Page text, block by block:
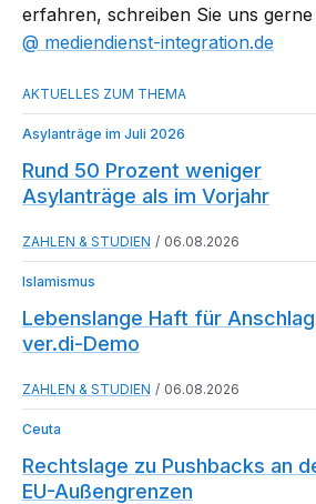
erfahren, schreiben Sie uns
mediendienst-integration.de
Asylanträge im Juli 2026
Rund 50 Prozent weniger
Asylanträge als im Vorjahr
ZAHLEN & STUDIEN 06.08.2026
Islamismus
Lebenslange Haft für
ver.di-Demo
ZAHLEN & STUDIEN 06.08.2026
Ceuta
Rechtslage zu Pushbacks an
EU-Außengrenzen